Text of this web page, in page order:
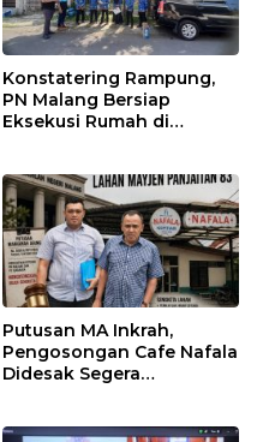
Konstatering Rampung,
PN Malang Bersiap
Eksekusi Rumah di
Putusan MA Inkrah,
Pengosongan Cafe Nafala
Didesak Segera